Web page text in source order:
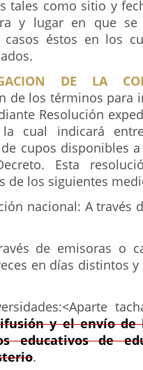
tales como sitio y
y lugar en que
éstos en los
DE LA
de los términos para
Resolución
la cual indicará
cupos disponibles
Esta
de los siguientes
nacional: A través
de emisoras o
en días distintos
y el envío de
educativos de
.